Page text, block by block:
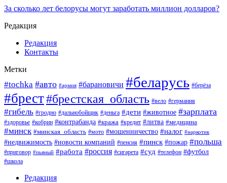
За сколько лет белорусы могут заработать миллион долларов?
Редакция
Редакция
Контакты
Метки
#tochka #авто #армия #барановичи #беларусь #берёза
#брест#брестская_область #вело #германия
#гибель #гродно #дальнобойщик #деньга #дети #животное #зарплата
#здоровье #кобрин #контрабанда #кража #кредит #литва #медицина
#минск #минская_область #мото #мошенничество #налог #наркотик
#недвижимость #новости компаний #пенсия #пинск #пожар #польша
#приговор #пьяный #работа #россия #сигарета #суд #телефон #футбол
#школа
Редакция